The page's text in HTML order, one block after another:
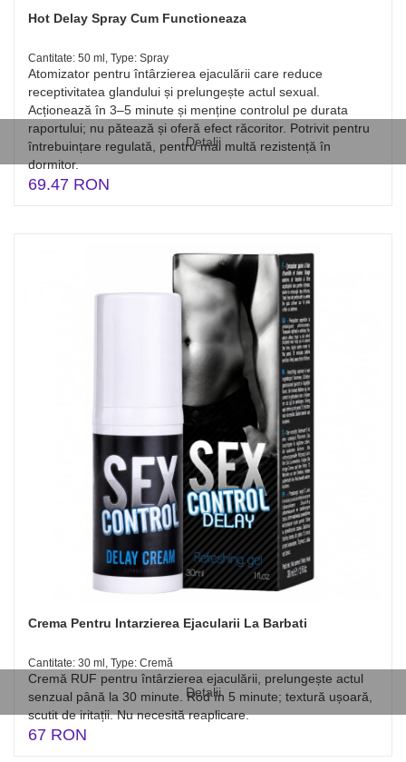
Detalii
Hot Delay Spray Cum Functioneaza
Cantitate: 50 ml, Type: Spray
Atomizator pentru întârzierea ejaculării care reduce
receptivitatea glandului și prelungește actul sexual.
Acționează în 3–5 minute și menține controlul pe durata
raportului; nu pătează și oferă efect răcoritor. Potrivit pentru
întrebuințare regulată, pentru mai multă rezistență în
dormitor.
69.47 RON
Detalii
Crema Pentru Intarzierea Ejacularii La Barbati
Cantitate: 30 ml, Type: Cremă
Cremă RUF pentru întârzierea ejaculării, prelungește actul
senzual până la 30 minute. Rod în 5 minute; textură ușoară,
scutit de iritații. Nu necesită reaplicare.
67 RON